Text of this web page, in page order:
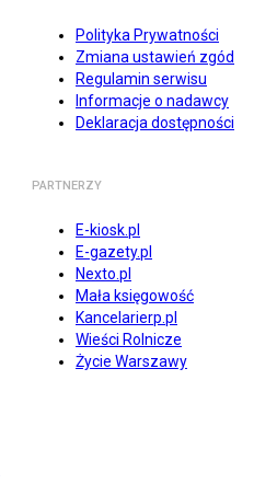
Polityka Prywatności
Zmiana ustawień zgód
Regulamin serwisu
Informacje o nadawcy
Deklaracja dostępności
PARTNERZY
E-kiosk.pl
E-gazety.pl
Nexto.pl
Mała księgowość
Kancelarierp.pl
Wieści Rolnicze
Życie Warszawy